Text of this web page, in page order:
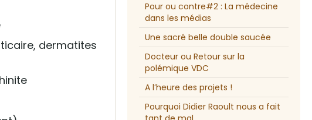
dermatites
Pour ou contre#2 : La médecine
dans les médias
Une sacré belle double saucée
Docteur ou Retour sur la
polémique VDC
A l’heure des projets !
Pourquoi Didier Raoult nous a fait